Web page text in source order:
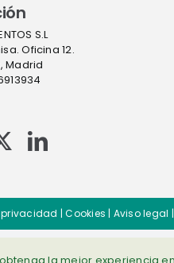
S.L
Oficina 12.
Madrid
|Cookies | Aviso legal